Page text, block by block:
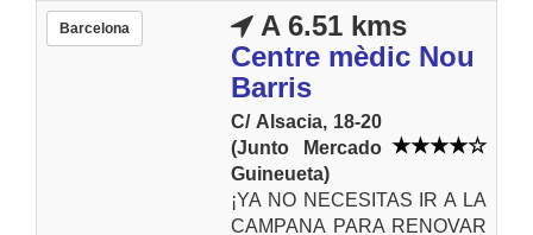
Barcelona
A 6.51 kms
Centre mèdic Nou
Barris
C/ Alsacia, 18-20
(Junto Mercado
Guineueta)
¡YA NO NECESITAS IR A LA
CAMPANA PARA RENOVAR